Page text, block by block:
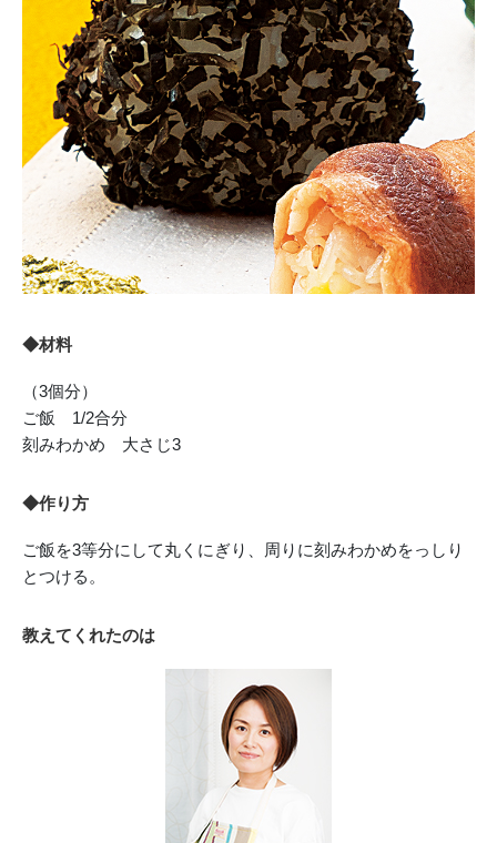
◆材料
（3個分）
ご飯 1/2合分
刻みわかめ 大さじ3
◆作り方
ご飯を3等分にして丸くにぎり、周りに刻みわかめをっしり
とつける。
教えてくれたのは